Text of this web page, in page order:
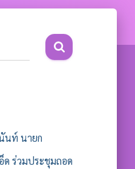
นท์ นายก
ด ร่วมประชุมถอด